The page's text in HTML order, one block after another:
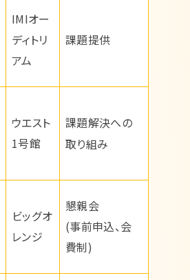
IMIオー
ディトリ
アム
課題提供
ウエスト
1号館
課題解決への
取り組み
ビッグオ
レンジ
懇親会
(事前申込、会
費制)